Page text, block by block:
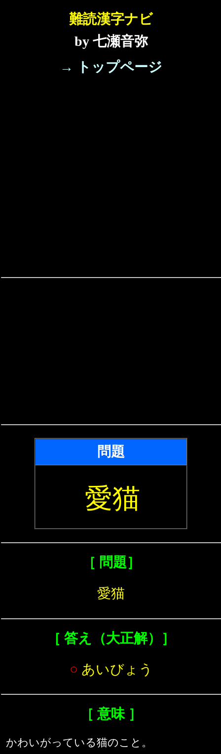
難読漢字ナビ
by 七瀬音弥
→ トップページ
問題
愛猫
［ 問題］
愛猫
［ 答え（大正解）］
○ あいびょう
［ 意味 ］
かわいがっている猫のこと。